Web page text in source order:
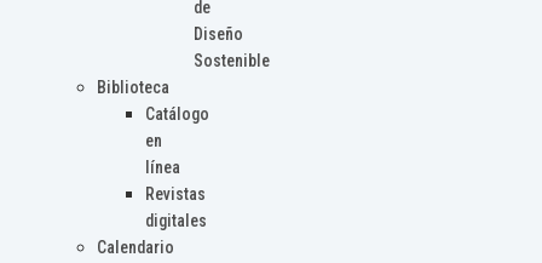
de
Diseño
Sostenible
Biblioteca
Catálogo
en
línea
Revistas
digitales
Calendario